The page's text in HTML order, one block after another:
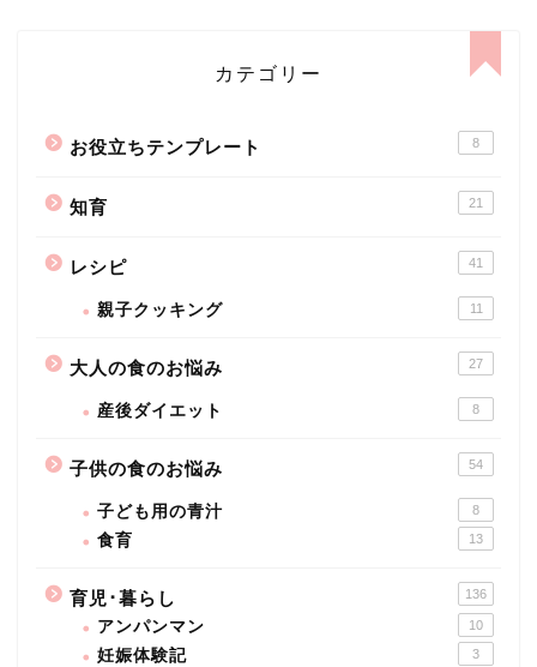
カテゴリー
お役立ちテンプレート 8
知育 21
レシピ 41
親子クッキング 11
大人の食のお悩み 27
産後ダイエット 8
子供の食のお悩み 54
子ども用の青汁 8
食育 13
育児･暮らし 136
アンパンマン 10
妊娠体験記 3